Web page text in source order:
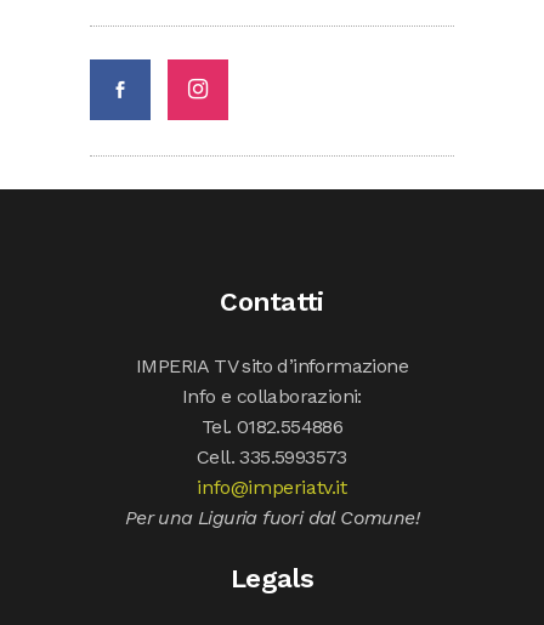
Contatti
IMPERIA TV sito d’informazione
Info e collaborazioni:
Tel. 0182.554886
Cell. 335.5993573
info@imperiatv.it
Per una Liguria fuori dal Comune!
Legals